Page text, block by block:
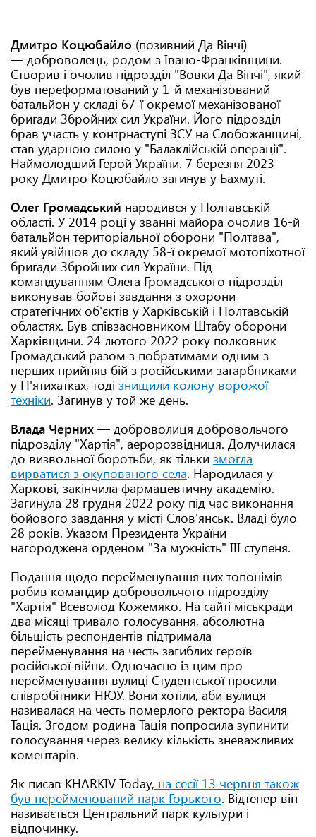
Дмитро Коцюбайло (позивний Да Вінчі)
— доброволець, родом з Івано-Франківщини.
Створив і очолив підрозділ "Вовки Да Вінчі", який
був переформатований у 1-й механізований
батальйон у складі 67-ї окремої механізованої
бригади Збройних сил України. Його підрозділ
брав участь у контрнаступі ЗСУ на Слобожанщині,
став ударною силою у "Балаклійській операції".
Наймолодший Герой України. 7 березня 2023
року Дмитро Коцюбайло загинув у Бахмуті.
Олег Громадський народився у Полтавській
області. У 2014 році у званні майора очолив 16-й
батальйон територіальної оборони "Полтава",
який увійшов до складу 58-ї окремої мотопіхотної
бригади Збройних сил України. Під
командуванням Олега Громадського підрозділ
виконував бойові завдання з охорони
стратегічних об'єктів у Харківській і Полтавській
областях. Був співзасновником Штабу оборони
Харківщини. 24 лютого 2022 року полковник
Громадський разом з побратимами одним з
перших прийняв бій з російськими загарбниками
у П'ятихатках, тоді знищили колону ворожої
техніки. Загинув у той же день.
Влада Черних — доброволиця добровольчого
підрозділу "Хартія", аеророзвідниця. Долучилася
до визвольної боротьби, як тільки змогла
вирватися з окупованого села. Народилася у
Харкові, закінчила фармацевтичну академію.
Загинула 28 грудня 2022 року під час виконання
бойового завдання у місті Слов'янськ. Владі було
28 років. Указом Президента України
нагороджена орденом "За мужність" ІІІ ступеня.
Подання щодо перейменування цих топонімів
робив командир добровольчого підрозділу
"Хартія" Всеволод Кожемяко. На сайті міськради
два місяці тривало голосування, абсолютна
більшість респондентів підтримала
перейменування на честь загиблих героїв
російської війни. Одночасно із цим про
перейменування вулиці Студентської просили
співробітники НЮУ. Вони хотіли, аби вулиця
називалася на честь померлого ректора Василя
Тація. Згодом родина Тація попросила зупинити
голосування через велику кількість зневажливих
коментарів.
Як писав KHARKIV Today, на сесії 13 червня також
був перейменований парк Горького. Відтепер він
називається Центральний парк культури і
відпочинку.